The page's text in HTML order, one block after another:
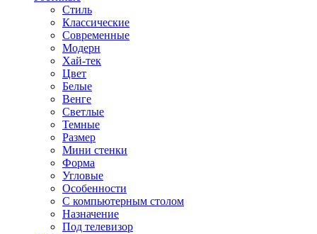
Стиль
Классические
Современные
Модерн
Хай-тек
Цвет
Белые
Венге
Светлые
Темные
Размер
Мини стенки
Форма
Угловые
Особенности
С компьютерным столом
Назначение
Под телевизор